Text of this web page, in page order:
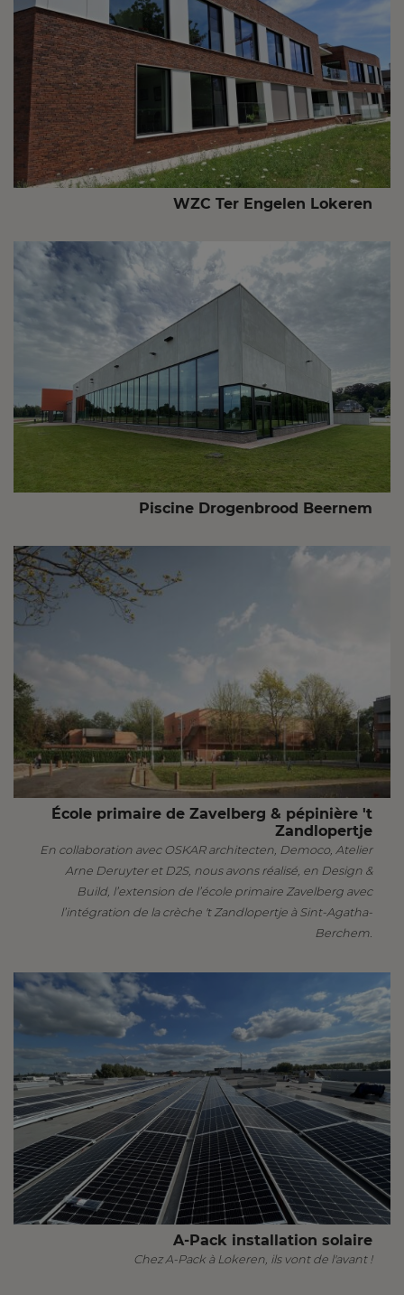
WZC Ter Engelen Lokeren
Piscine Drogenbrood Beernem
École primaire de Zavelberg & pépinière 't
Zandlopertje
En collaboration avec OSKAR architecten, Democo, Atelier
Arne Deruyter et D2S, nous avons réalisé, en Design &
Build, l’extension de l’école primaire Zavelberg avec
l’intégration de la crèche 't Zandlopertje à Sint-Agatha-
Berchem.
A-Pack installation solaire
Chez A-Pack à Lokeren, ils vont de l'avant !